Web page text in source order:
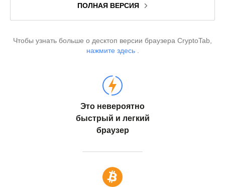
ПОЛНАЯ ВЕРСИЯ
Чтобы узнать больше о десктоп версии браузера CryptoTab,
нажмите здесь
Это невероятно
быстрый и легкий
браузер